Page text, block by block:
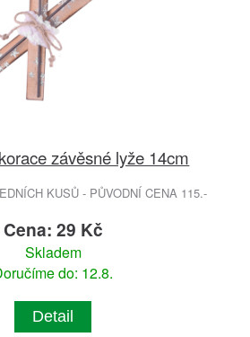
závěsné lyže 14cm
KUSŮ - PŮVODNÍ CENA 115.-
Cena: 29 Kč
Skladem
do: 12.8.
Detail